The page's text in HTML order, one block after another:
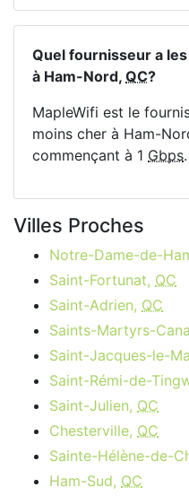
Quel fournisseur a
à Ham-Nord, QC?
MapleWifi est le
moins cher à Ham-
commençant à 1 Gbps.
Villes Proches
Notre-Dame-de-
Saint-Fortunat, QC
Saint-Adrien, QC
Saints-Martyrs-
Saint-Jacques-le-
Saint-Rémi-de-
Saint-Julien, QC
Chesterville, QC
Sainte-Hélène-de-
Ham-Sud, QC